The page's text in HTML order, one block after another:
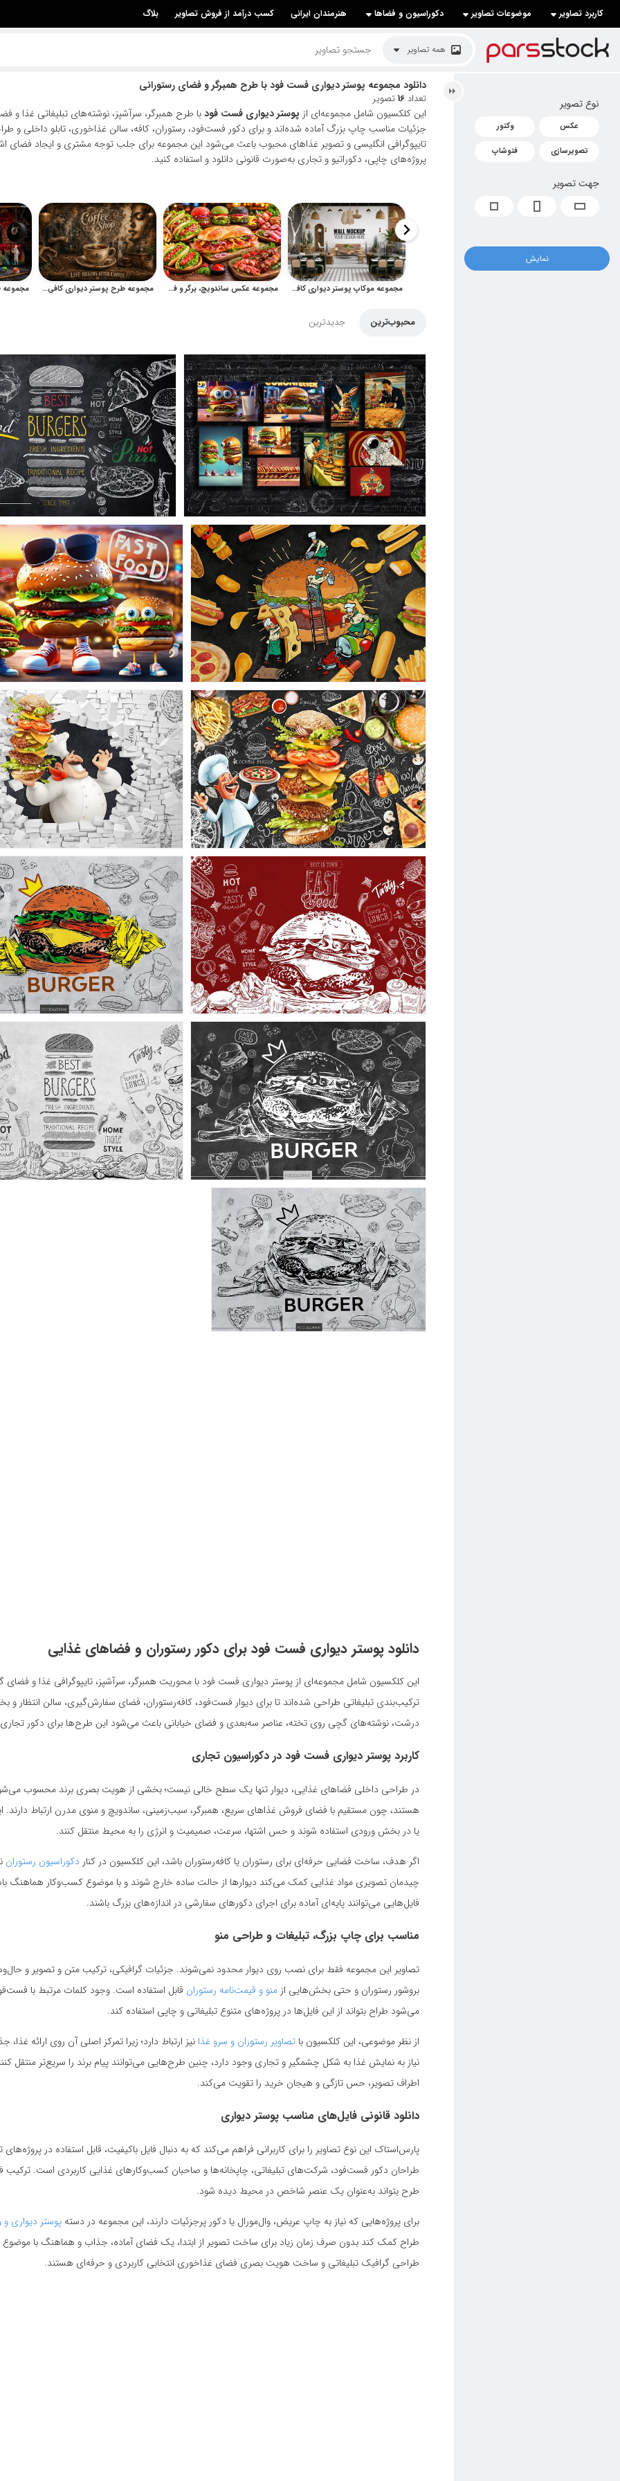
کاربرد تصاویر موضوعات تصاویر دکوراسیون و فضاها هنرمندان ایرانی کسب درآمد از فروش تصاویر بلاگ
همه تصاویر
دانلود مجموعه پوستر دیواری فست فود با طرح همبرگر و فضای رستورانی
تعداد 16تصویر
این کلکسیون شامل مجموعه‌ای از پوستر دیواری فست فودبا طرح همبرگر، سرآشپز، نوشته‌های تبلیغاتی غذا
جزئیات مناسب چاپ بزرگ آماده شده‌اند و برای دکور فست‌فود، رستوران، کافه، سالن غذاخوری، تابلو داخلی و
تایپوگرافی انگلیسی و تصویر غذاهای محبوب باعث می‌شود این مجموعه برای جلب توجه مشتری و ایجاد فضای
پروژه‌های چاپی، دکوراتیو و تجاری به‌صورت قانونی دانلود و استفاده کنید.
مجموعه موکاپ پوستر دیواری کافه و رستوران برای نمایش طرح مجموعه عکس ساندویچ، برگر و فست‌فود برای تبلیغات غذایی مجموعه طرح پوستر دیواری کافی شاپ با سبک وینتیج و قهوه
محبوب‌ترین جدیدترین
دانلود پوستر دیواری فست فود برای دکور رستوران و فضاهای غذایی
این کلکسیون شامل مجموعه‌ای از پوستر دیواری فست فود با محوریت همبرگر، سرآشپز، تایپوگرافی غذا و فضای
ترکیب‌بندی تبلیغاتی طراحی شده‌اند تا برای دیوار فست‌فود، کافه‌رستوران، فضای سفارش‌گیری، سالن انتظار و
درشت، نوشته‌های گچی روی تخته، عناصر سه‌بعدی و فضای خیابانی باعث می‌شود این طرح‌ها برای دکور
کاربرد پوستر دیواری فست فود در دکوراسیون تجاری
در طراحی داخلی فضاهای غذایی، دیوار تنها یک سطح خالی نیست؛ بخشی از هویت بصری برند محسوب
هستند، چون مستقیم با فضای فروش غذاهای سریع، همبرگر، سیب‌زمینی، ساندویچ و منوی مدرن ارتباط دارند.
یا در بخش ورودی استفاده شوند و حس اشتها، سرعت، صمیمیت و انرژی را به محیط منتقل کنند.
اگر هدف، ساخت فضایی حرفه‌ای برای رستوران یا کافه‌رستوران باشد، این کلکسیون در کنار دکوراسیون رستوران
چیدمان تصویری مواد غذایی کمک می‌کند دیوارها از حالت ساده خارج شوند و با موضوع کسب‌وکار هماهنگ
فایل‌هایی می‌توانند پایه‌ای آماده برای اجرای دکورهای سفارشی در اندازه‌های بزرگ باشند.
مناسب برای چاپ بزرگ، تبلیغات و طراحی منو
تصاویر این مجموعه فقط برای نصب روی دیوار محدود نمی‌شوند. جزئیات گرافیکی، ترکیب متن و تصویر و
بروشور رستوران و حتی بخش‌هایی از منو و قیمت‌نامه رستوران قابل استفاده است. وجود کلمات مرتبط با
می‌شود طراح بتواند از این فایل‌ها در پروژه‌های متنوع تبلیغاتی و چاپی استفاده کند.
از نظر موضوعی، این کلکسیون با تصاویر رستوران و سرو غذانیز ارتباط دارد؛ زیرا تمرکز اصلی آن روی ارائه
نیاز به نمایش غذا به شکل چشمگیر و تجاری وجود دارد، چنین طرح‌هایی می‌توانند پیام برند را سریع‌تر منتقل
اطراف تصویر، حس تازگی و هیجان خرید را تقویت می‌کند.
دانلود قانونی فایل‌های مناسب پوستر دیواری
پارس‌استاک این نوع تصاویر را برای کاربرانی فراهم می‌کند که به دنبال فایل باکیفیت، قابل استفاده در
طراحان دکور فست‌فود، شرکت‌های تبلیغاتی، چاپخانه‌ها و صاحبان کسب‌وکارهای غذایی کاربردی است.
طرح بتواند به‌عنوان یک عنصر شاخص در محیط دیده شود.
برای پروژه‌هایی که نیاز به چاپ عریض، وال‌مورال یا دکور پرجزئیات دارند، این مجموعه در دسته پوستر دیواری و
طراح کمک کند بدون صرف زمان زیاد برای ساخت تصویر از ابتدا، یک فضای آماده، جذاب و هماهنگ با موضوع
طراحی گرافیک تبلیغاتی و ساخت هویت بصری فضای غذاخوری انتخابی کاربردی و حرفه‌ای هستند.
نوع تصویر
عکس وکتور
تصویرسازی فتوشاپ
جهت تصویر
نمایش
لیست قیمت ها
موضوعات تصاویر
دکوراسیون و فضاها
هنرمندان ایرانی
کسب درآمد از فروش تصاویر
021 28428845
تماس با ما
بلاگ پارس استاک